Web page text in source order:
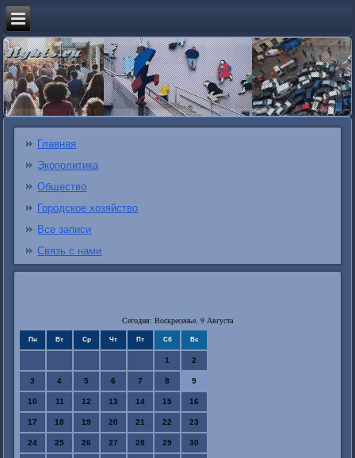
Главная
Экополитика
Общество
Городское хозяйство
Все записи
Связь с нами
Сегодня: Воскресенье, 9 Августа
Пн Вт Ср Чт Пт Сб Вс
1 2
3 4 5 6 7 8 9
10 11 12 13 14 15 16
17 18 19 20 21 22 23
24 25 26 27 28 29 30